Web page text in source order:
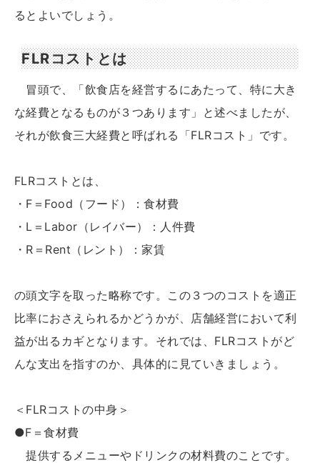
るとよいでしょう。
FLRコストとは
冒頭で、「飲食店を経営するにあたって、特に大き
な経費となるものが３つあります」と述べましたが、
それが飲食三大経費と呼ばれる「FLRコスト」です。
FLRコストとは、
・F＝Food（フード）：食材費
・L＝Labor（レイバー）：人件費
・R＝Rent（レント）：家賃
の頭文字を取った略称です。この３つのコストを適正
比率におさえられるかどうかが、店舗経営において利
益が出るカギとなります。それでは、FLRコストがど
んな支出を指すのか、具体的に見ていきましょう。
＜FLRコストの中身＞
●F＝食材費
提供するメニューやドリンクの材料費のことです。